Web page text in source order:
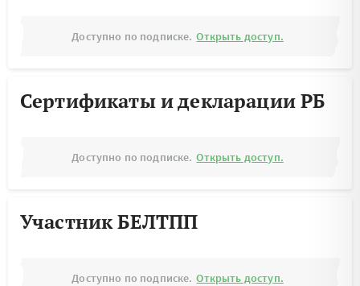
Доступно по подписке. Открыть доступ.
Сертификаты и декларации РБ
Доступно по подписке. Открыть доступ.
Участник БЕЛТПП
Доступно по подписке. Открыть доступ.